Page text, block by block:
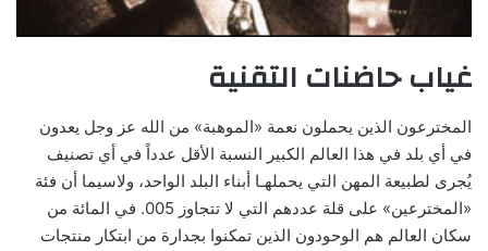
غياب حاضنات التقنية
المخترعون الذين يحملون نعمة «الموهبة» من الله عز وجل يعدون
في أي بلد في هذا العالم الكبير النسبة الأقل عدداً في أي تصنيف
يُجرى لطبيعة المهن التي يحملهـا أبناء البلد الواحد، ولاسيما أن فئة
«المخترعين» على قلة عددهم التي لا تتجاوز 005. في المائة من
سكان العالم هم الوحودون الذين تمكنوا بجدارة من ابتكار منتجات